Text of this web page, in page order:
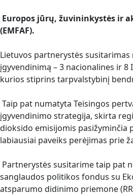
Europos jūrų, žuvininkystės ir
(EMFAF).
Lietuvos partnerystės
įgyvendinimą – 3 nacionalines ir 8
kurios stiprins tarpvalstybinį
Taip pat numatyta Teisingos
įgyvendinimo strategija, skirta
dioksido emisijomis pasižyminčia
labiausiai paveiks perėjimas prie
Partnerystės susitarime taip pat
sanglaudos politikos fondus su
atsparumo didinimo priemone